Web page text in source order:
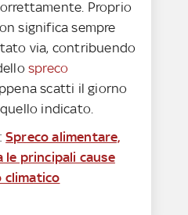
Proprio
significa sempre
via, contribuendo
spreco
scatti il giorno
indicato.
Spreco alimentare,
le principali cause
climatico